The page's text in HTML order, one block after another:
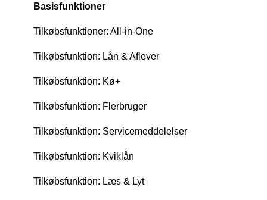
Basisfunktioner
Tilkøbsfunktioner: All-in-One
Tilkøbsfunktion: Lån & Aflever
Tilkøbsfunktion: Kø+
Tilkøbsfunktion: Flerbruger
Tilkøbsfunktion: Servicemeddelelser
Tilkøbsfunktion: Kviklån
Tilkøbsfunktion: Læs & Lyt